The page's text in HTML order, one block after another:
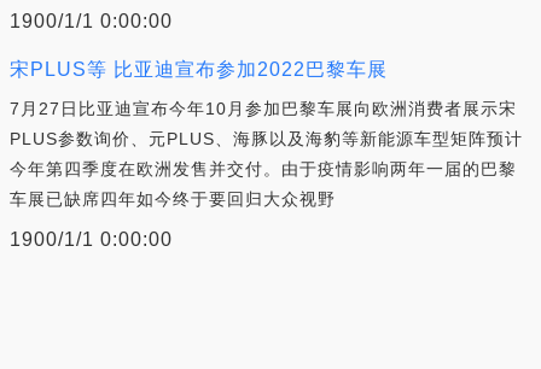
1900/1/1 0:00:00
宋PLUS等 比亚迪宣布参加2022巴黎车展
7月27日比亚迪宣布今年10月参加巴黎车展向欧洲消费者展示宋
PLUS参数询价、元PLUS、海豚以及海豹等新能源车型矩阵预计
今年第四季度在欧洲发售并交付。由于疫情影响两年一届的巴黎
车展已缺席四年如今终于要回归大众视野
1900/1/1 0:00:00